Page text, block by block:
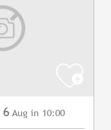
6 Aug in 10:00